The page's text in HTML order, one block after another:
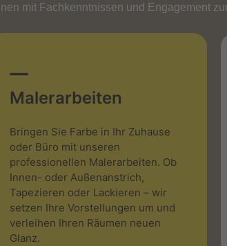
mit Fachkenntnissen und Engagement
Malerarbeiten
Bringen Sie Farbe in Ihr Zuhause
oder Büro mit unseren
professionellen Malerarbeiten. Ob
Innen- oder Außenanstrich,
Tapezieren oder Lackieren – wir
setzen Ihre Vorstellungen um und
verleihen Ihren Räumen neuen
Glanz.